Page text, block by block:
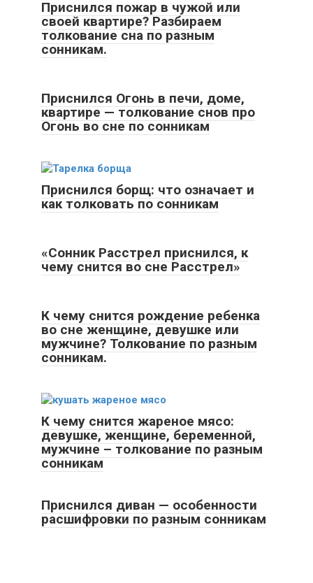
Приснился пожар в чужой или
своей квартире? Разбираем
толкование сна по разным
сонникам.
Приснился Огонь в печи, доме,
квартире — толкование снов про
Огонь во сне по сонникам
Приснился борщ: что означает и
как толковать по сонникам
«Сонник Расстрел приснился, к
чему снится во сне Расстрел»
К чему снится рождение ребенка
во сне женщине, девушке или
мужчине? Толкование по разным
сонникам.
К чему снится жареное мясо:
девушке, женщине, беременной,
мужчине – толкование по разным
сонникам
Приснился диван — особенности
расшифровки по разным сонникам